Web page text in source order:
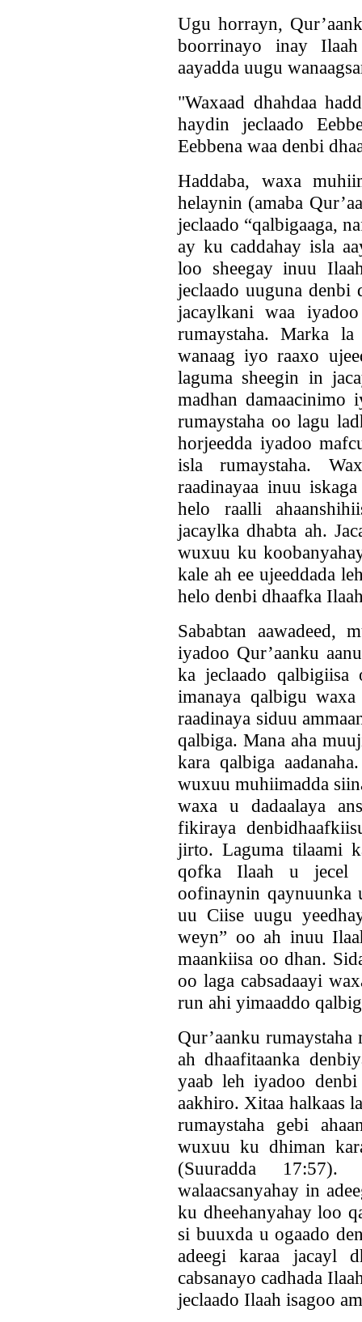
Ugu horrayn,
boorrinayo inay Ilaah
aayadda uugu
"Waxaad dhahdaa
haydin jeclaado
Eebbena waa denbi
Haddaba, waxa
helaynin (amaba
jeclaado “qalbigaaga,
ay ku caddahay isla
loo sheegay inuu
jeclaado uuguna denbi
jacaylkani waa
rumaystaha. Marka
wanaag iyo raaxo
laguma sheegin in
madhan damaacinimo
rumaystaha oo lagu
horjeedda iyadoo
isla rumaystaha.
raadinayaa inuu
helo raalli
jacaylka dhabta ah.
wuxuu ku
kale ah ee ujeeddada
helo denbi dhaafka
Sababtan aawadeed,
iyadoo Qur’aanku
ka jeclaado
imanaya qalbigu
raadinaya siduu
qalbiga. Mana aha
kara qalbiga
wuxuu muhiimadda
waxa u dadaalaya
fikiraya
jirto. Laguma tilaami
qofka Ilaah u jecel
oofinaynin qaynuunka
uu Ciise uugu
weyn” oo ah inuu
maankiisa oo dhan.
oo laga cabsadaayi
run ahi yimaaddo
Qur’aanku
ah dhaafitaanka
yaab leh iyadoo
aakhiro. Xitaa halkaas
rumaystaha gebi
wuxuu ku dhiman
(Suuradda
walaacsanyahay in
ku dheehanyahay loo
si buuxda u ogaado
adeegi karaa jacayl
cabsanayo cadhada
jeclaado Ilaah isagoo